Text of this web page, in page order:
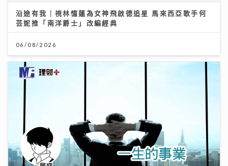
沿途有我｜視林憶蓮為女神飛啟德追星 馬來西亞歌手何
芸妮推「南洋爵士」改編經典
06/08/2026